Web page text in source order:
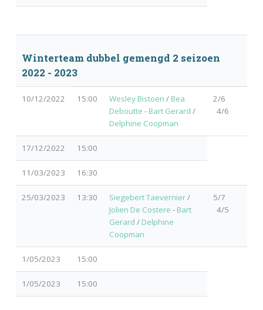
Winterteam dubbel gemengd 2 seizoen
2022 - 2023
10/12/2022 15:00 Wesley Bistoen / Bea
Deboutte - Bart Gerard /
Delphine Coopman
2/6
4/6
17/12/2022 15:00
11/03/2023 16:30
25/03/2023 13:30 Siegebert Taevernier/
Jolien De Costere - Bart
Gerard / Delphine
Coopman
5/7
4/5
1/05/2023 15:00
1/05/2023 15:00